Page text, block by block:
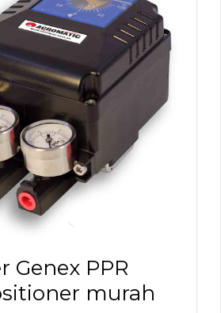
Genex PPR
murah